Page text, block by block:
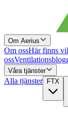
Om Aerius
Om ossHär finns vi
oss
Våra tjänster
Alla tjänster FTX